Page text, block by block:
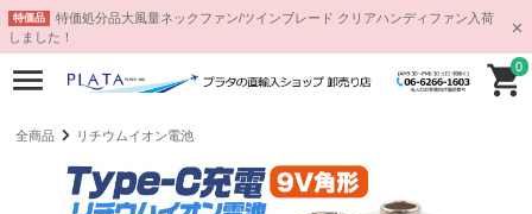
特価品
特価処分品大風量ネックファン/ツインブレード クリアハンディファン入荷
しました！
0
全商品 リチウムイオン電池